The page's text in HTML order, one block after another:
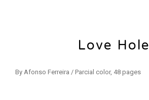
Love Hole
By Afonso Ferreira / Parcial color, 48 pages